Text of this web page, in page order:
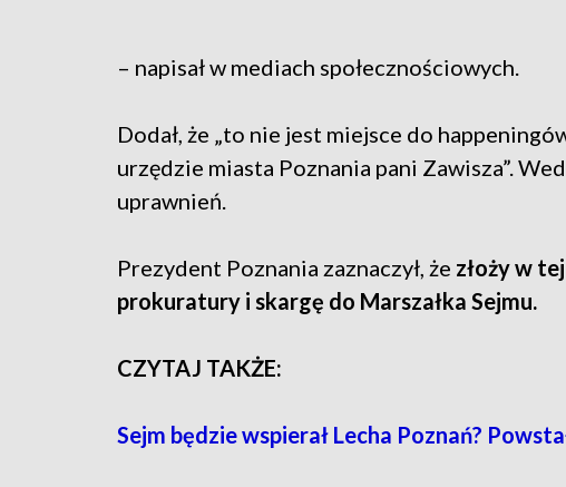
– napisał w mediach społecznościowych.
Dodał, że „to nie jest miejsce do
urzędzie miasta Poznania pani Zawisza”.
uprawnień.
Prezydent Poznania zaznaczył, że złoży w
prokuratury i skargę do Marszałka Sejmu.
CZYTAJ TAKŻE:
Sejm będzie wspierał Lecha Poznań?